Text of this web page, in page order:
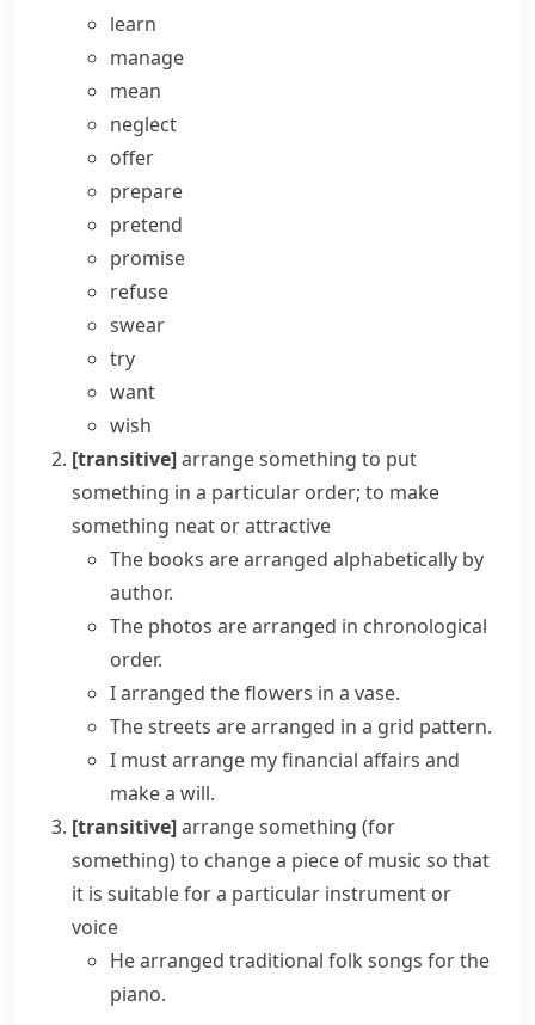
learn
manage
mean
neglect
offer
prepare
pretend
promise
refuse
swear
try
want
wish
[transitive]arrange something to put
something in a particular order; to make
something neat or attractive
The books are arranged alphabetically by
author.
The photos are arranged in chronological
order.
I arranged the flowers in a vase.
The streets are arranged in a grid pattern.
I must arrange my financial affairs and
make a will.
[transitive]arrange something (for
something)to change a piece of music so that
it is suitable for a particular instrument or
voice
He arranged traditional folk songs for the
piano.